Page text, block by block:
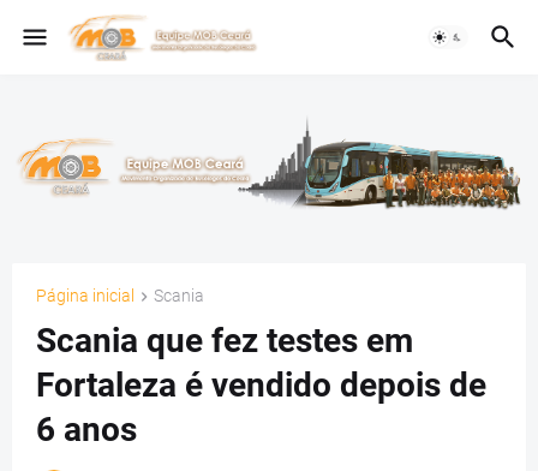
Página inicial Scania
Scania que fez testes em
Fortaleza é vendido depois de
6 anos